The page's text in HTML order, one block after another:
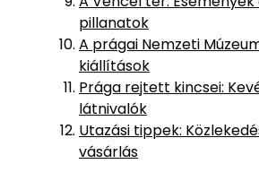
pillanatok
A prágai Nemzeti
kiállítások
Prága rejtett kincsei:
látnivalók
Utazási tippek:
vásárlás